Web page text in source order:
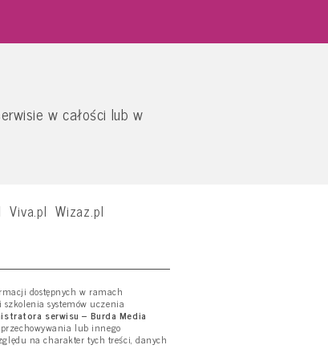
w całości lub w
Viva.pl Wizaz.pl
dostępnych w ramach
systemów uczenia
serwisu – Burda Media
lub innego
na charakter tych treści, danych